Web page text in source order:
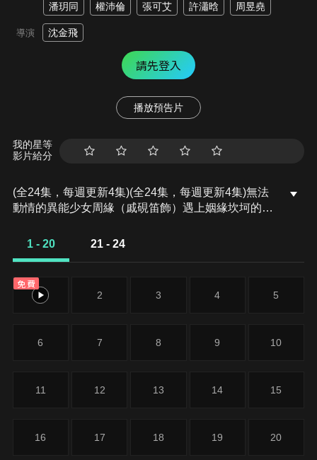
潘玥同
權沛倫 張可艾 許瀟晗 周昱堯
導演 沈金飛
請先登入
播放預告片
我的星等
影片給分
(全24集，每週更新4集)(全24集，每週更新4集)無法
動情的異能少女周緣（戚硯笛飾）遇上姻緣坎坷的侯
娶，身份經歷如此截然不同的兩個人，一起經歷了很
1 - 20 21 - 24
免費
1 2 3 4 5
6 7 8 9 10
11 12 13 14 15
16 17 18 19 20